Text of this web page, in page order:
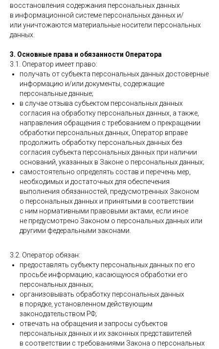
восстановления содержания персональных данных
в информационной системе персональных данных и/
или уничтожаются материальные носители персональных
данных.
3. Основные права и обязанности Оператора
3.1. Оператор имеет право:
получать от субъекта персональных данных достоверные
информацию и/или документы, содержащие
персональные данные;
в случае отзыва субъектом персональных данных
согласия на обработку персональных данных, а также,
направления обращения с требованием о прекращении
обработки персональных данных, Оператор вправе
продолжить обработку персональных данных без
согласия субъекта персональных данных при наличии
оснований, указанных в Законе о персональных данных;
самостоятельно определять состав и перечень мер,
необходимых и достаточных для обеспечения
выполнения обязанностей, предусмотренных Законом
о персональных данных и принятыми в соответствии
с ним нормативными правовыми актами, если иное
не предусмотрено Законом о персональных данных или
другими федеральными законами.
3.2. Оператор обязан:
предоставлять субъекту персональных данных по его
просьбе информацию, касающуюся обработки его
персональных данных;
организовывать обработку персональных данных
в порядке, установленном действующим
законодательством РФ;
отвечать на обращения и запросы субъектов
персональных данных и их законных представителей
в соответствии с требованиями Закона о персональных